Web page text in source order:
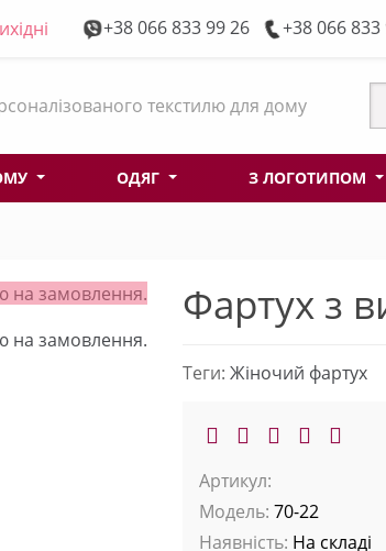
+38 066 833 99 26 +38 066 833
текстилю для дому
ОДЯГ З ЛОГОТИПОМ
Фартух з
Теги: Жіночий фартух
Артикул:
Модель: 70-22
Наявність: На складі